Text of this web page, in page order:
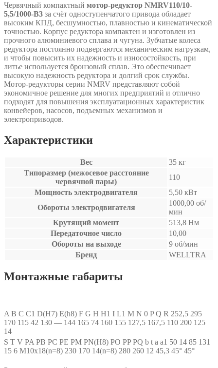
Червячный компактный мотор-редуктор NMRV110/10-
5,5/1000-B3 за счёт одноступенчатого привода обладает
высоким КПД, бесшумностью, плавностью и кинематической
точностью. Корпус редуктора компактен и изготовлен из
прочного алюминиевого сплава и чугуна. Зубчатые колеса
редуктора постоянно подвергаются механическим нагрузкам,
и чтобы повысить их надежность и износостойкость, при
литье используется бронзовый сплав. Это обеспечивает
высокую надежность редуктора и долгий срок службы.
Мотор-редукторы серии NMRV представляют собой
экономичное решение для многих предприятий и отлично
подходят для повышения эксплуатационных характеристик
конвейеров, насосов, подъемных механизмов и
электроприводов.
Характеристики
Вес
35 кг
Типоразмер (межосевое расстояние
червячной пары)
110
Мощность электродвигателя
5,50 кВт
Обороты электродвигателя
1000,00 об/
мин
Крутящий момент
513,8 Нм
Передаточное число
10,00
Обороты на выходе
9 об/мин
Бренд
WELLTRA
Монтажные габариты
A B C C1 D(H7) E(h8) F G H H1 I L1 M N 0 PQ R 252,5 295
170 115 42 130 — 144 165 74 160 155 127,5 167,5 110 200 125
14
S T V PA PB PC PE PM PN(H8) PO PPPQ b t a a1 50 14 85 131
15 6 M10x18(n=8) 230 170 14(n=8) 280 260 12 45,3 45° 45°